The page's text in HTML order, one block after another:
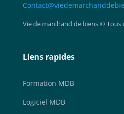
Vie de marchand de biens © Tous
Liens rapides
Formation MDB
Logiciel MDB